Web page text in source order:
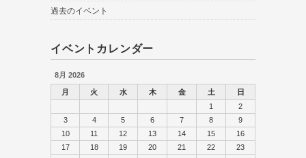
過去のイベント
イベントカレンダー
8月 2026
月 火 水 木 金 土
日
1
2
3
4 5 6 7 8
9
10
11 12 13 14 15
16
17
18 19 20 21 22
23